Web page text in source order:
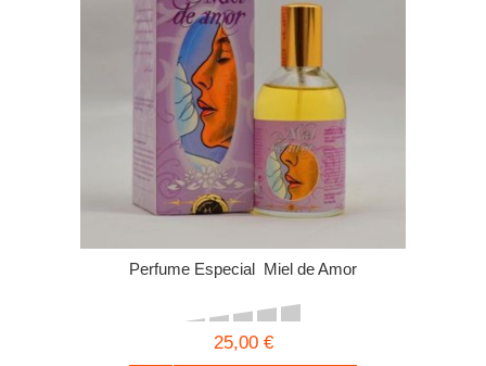
Perfume Especial Miel de Amor
25,00 €